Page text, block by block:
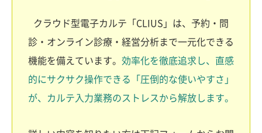
クラウド型電子カルテ「CLIUS」は、予約・問
診・オンライン診療・経営分析まで一元化できる
機能を備えています。 効率化を徹底追求し、直感
的にサクサク操作できる「圧倒的な使いやすさ」
が、カルテ入力業務のストレスから解放します。